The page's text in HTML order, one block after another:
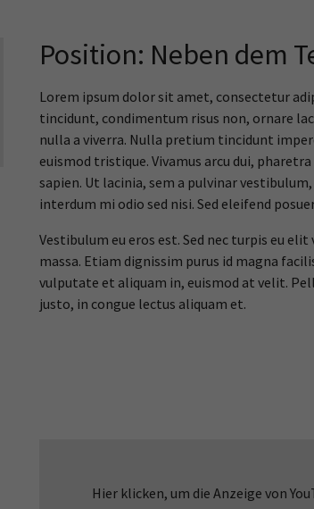
Position: Neben dem
Lorem ipsum dolor sit amet, consectetur
tincidunt, condimentum risus non, ornare
nulla a viverra. Nulla pretium tincidunt
euismod tristique. Vivamus arcu dui,
sapien. Ut lacinia, sem a pulvinar
interdum mi odio sed nisi. Sed eleifend
Vestibulum eu eros est. Sed nec turpis eu
massa. Etiam dignissim purus id magna
vulputate et aliquam in, euismod at velit.
justo, in congue lectus aliquam et.
Hier klicken, um die Anzeige von